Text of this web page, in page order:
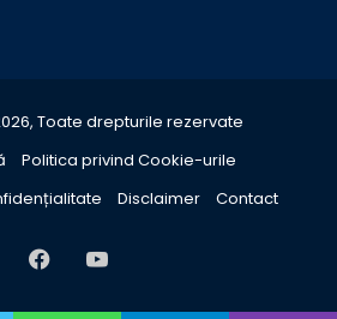
Toate drepturile rezervate
Politica privind Cookie-urile
Disclaimer Contact
FacebookYouTube